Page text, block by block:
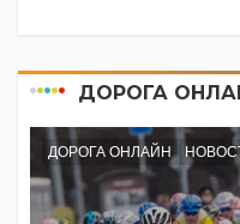
ДОРОГА
ДОРОГА ОНЛАЙН